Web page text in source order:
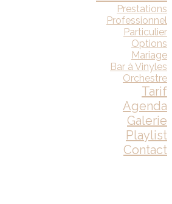
Prestations
Professionnel
Particulier
Options
Mariage
Bar à Vinyles
Orchestre
Tarif
Agenda
Galerie
Playlist
Contact